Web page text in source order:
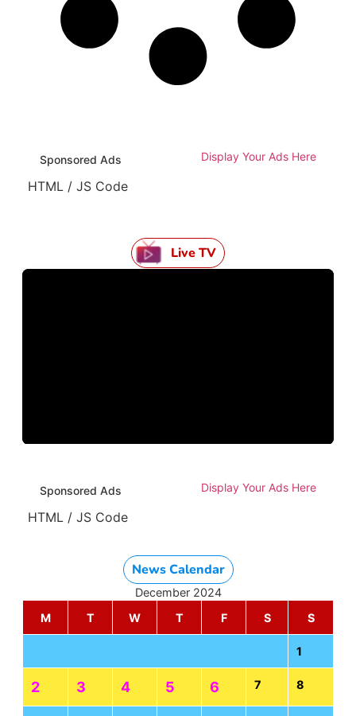
Sponsored Ads Display Your Ads Here
HTML / JS Code
Live TV
Sponsored Ads Display Your Ads Here
HTML / JS Code
News Calendar
December 2024
M
T W T F S S
1
2 3 4 5 6 7 8